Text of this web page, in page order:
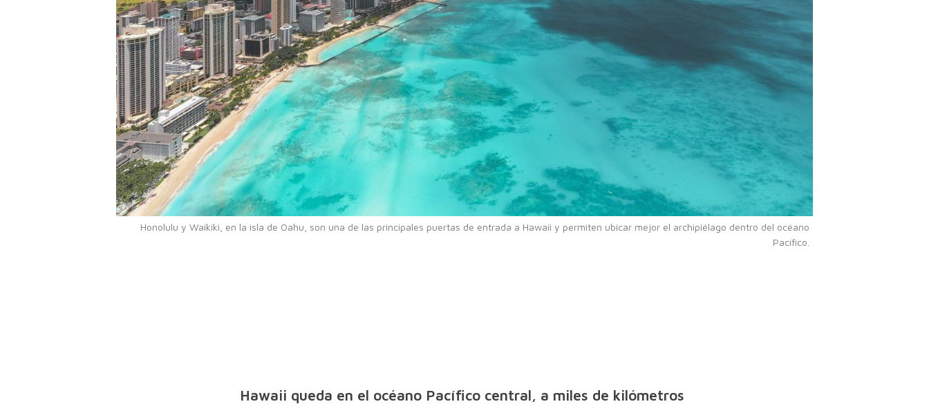
Honolulu y Waikiki, en la isla de Oahu, son una de las principales puertas de entrada a Hawaii y permiten ubicar mejor el archipiélago dentro del océano
Pacífico.
Hawaii queda en el océano Pacífico central, a miles de kilómetros